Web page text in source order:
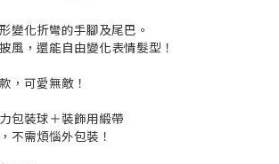
變化折彎的手腳及尾巴。
風，還能自由變化表情髮型！
，可愛無敵！
包裝球＋裝飾用緞帶
不需煩惱外包裝！